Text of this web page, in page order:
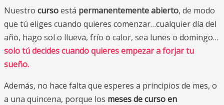
Nuestro cursoestá permanentemente abierto, de modo
que tú eliges cuando quieres comenzar…cualquier día del
año, hago sol o llueva, frío o calor, sea lunes o domingo…
solo tú decides cuando quieres empezar a forjar tu
sueño.
Además, no hace falta que esperes a principios de mes, o
a una quincena, porque los meses de curso en